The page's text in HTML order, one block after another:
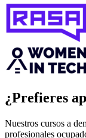
¿Prefieres
Nuestros cursos a
profesionales